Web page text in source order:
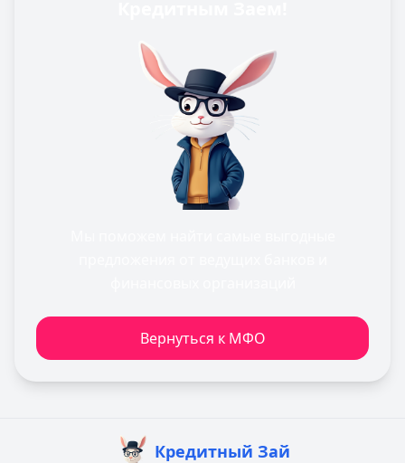
Вернуться к МФО
Кредитный Зай